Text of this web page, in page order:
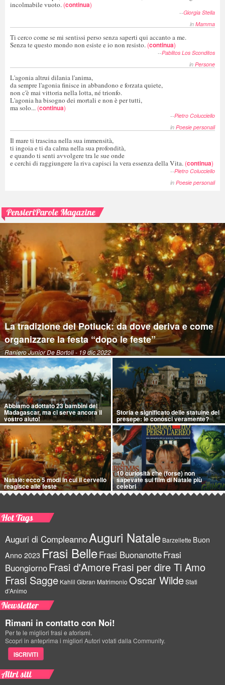
incolmabile vuoto. (continua)
--Giorgia Stella
in Mamma
Ti cerco come se mi sentissi perso senza saperti qui accanto a me.
Senza te questo mondo non esiste e io non resisto. (continua)
--Pablitos Los Sconditos
in Persone
L'agonia altrui dilania l'anima,
da sempre l'agonia finisce in abbandono e forzata quiete,
non c'è mai vittoria nella lotta, né trionfo.
L'agonia ha bisogno dei mortali e non è per tutti,
ma solo... (continua)
--Pietro Colucciello
in Poesie personali
Il mare ti trascina nella sua immensità,
ti ingoia e ti da calma nella sua profondità,
e quando ti senti avvolgere tra le sue onde
e cerchi di raggiungere la riva capisci la vera essenza della Vita. (continua)
--Pietro Colucciello
in Poesie personali
PensieriParole Magazine
La tradizione del Potluck: da dove deriva e come
organizzare la festa “dopo le feste”
Raniero Junior De Bortoli- 19 dic 2022
Abbiamo adottato 23 bambini del
Madagascar, ma ci serve ancora il
vostro aiuto!
Storia e significato delle statuine del
presepe: le conosci veramente?
Natale: ecco 5 modi in cui il cervello
reagisce alle feste
10 curiosità che (forse) non
sapevate sui film di Natale più
celebri
Hot Tags
Auguri di CompleannoAuguri Natale Barzellette Buon
Anno 2023 Frasi BelleFrasi BuonanotteFrasi
BuongiornoFrasi d'AmoreFrasi per dire Ti Amo
Frasi Sagge Kahlil Gibran Matrimonio Oscar WildeStati
d'Animo
Newsletter
Rimani in contatto con Noi!
Per te le migliori frasi e aforismi.
Scopri in anteprima i migliori Autori votati dalla Community.
ISCRIVITI
Altri siti